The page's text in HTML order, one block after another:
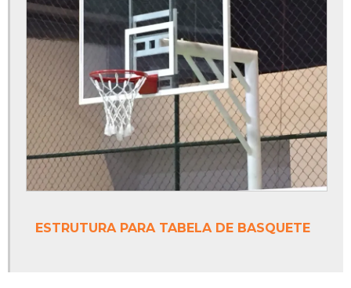
Poste para rede de vôlei
Poste para rede de vôlei oficial
Poste para rede de voleibol
Poste para vôlei
Poste para vôlei de quadra
Poste para voleibol
ESTRUTURA PARA TABELA DE BASQUETE